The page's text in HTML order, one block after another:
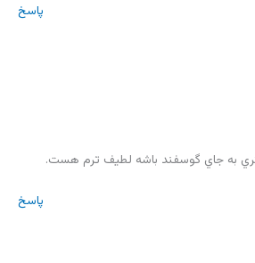
پاسخ
به جاي گوسفند باشه لطيف ترم هست.
پاسخ